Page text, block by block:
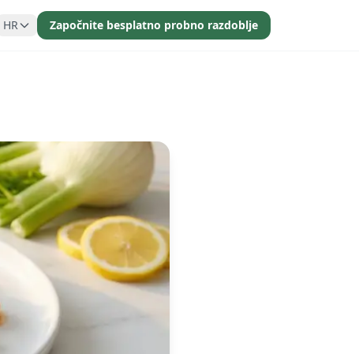
HR Započnite besplatno probno razdoblje